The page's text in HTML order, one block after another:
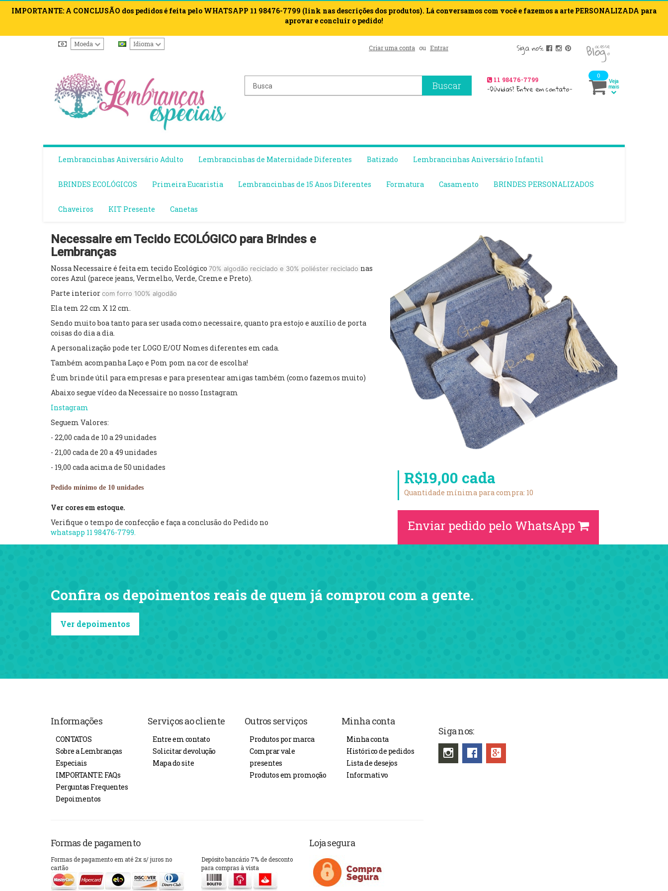
IMPORTANTE: A CONCLUSÃO dos pedidos é feita pelo WHATSAPP 11 98476-7799 (link nas descrições dos produtos). Lá conversamos com você e fazemos a arte PERSONALIZADA para
aprovar e concluir o pedido!
Moeda Idioma Criar uma conta ou Entrar Siga nos: acesse
o
blog
Buscar 11 98476-7799
-Dúvidas? Entre em contato-
0
Veja
mais
Lembrancinhas Aniversário Adulto Lembrancinhas de Maternidade Diferentes Batizado Lembrancinhas Aniversário Infantil
BRINDES ECOLÓGICOS Primeira Eucaristia Lembrancinhas de 15 Anos Diferentes Formatura Casamento BRINDES PERSONALIZADOS
Chaveiros KIT Presente Canetas
Necessaire em Tecido ECOLÓGICO para Brindes e
Lembranças
Nossa Necessaire é feita em tecido Ecológico 70% algodão reciclado e 30% poliéster reciclado nas
cores Azul (parece jeans, Vermelho, Verde, Creme e Preto).
Parte interiorcom forro 100% algodão
Ela tem 22 cm X 12 cm.
Sendo muito boa tanto para ser usada como necessaire, quanto pra estojo e auxílio de porta
coisas do dia a dia.
A personalização pode ter LOGO E/OU Nomes diferentes em cada.
Também acompanha Laço e Pom pom na cor de escolha!
É um brinde útil para empresas e para presentear amigas também (como fazemos muito)
Abaixo segue vídeo da Necessaire no nosso Instagram
Instagram
Seguem Valores:
- 22,00 cada de 10 a 29 unidades
- 21,00 cada de 20 a 49 unidades
- 19,00 cada acima de 50 unidades
Pedido mínimo de 10 unidades
Ver cores em estoque.
Verifique o tempo de confecção e faça a conclusão do Pedido no
whatsapp 11 98476-7799.
R$19,00 cada
Quantidade mínima para compra: 10
Enviar pedido pelo WhatsApp
Confira os depoimentos reais de quem já comprou com a gente.
Ver depoimentos
Informações
CONTATOS
Sobre a Lembranças
Especiais
IMPORTANTE: FAQs
Perguntas Frequentes
Depoimentos
Serviços ao cliente
Entre em contato
Solicitar devolução
Mapa do site
Outros serviços
Produtos por marca
Comprar vale
presentes
Produtos em promoção
Minha conta
Minha conta
Histórico de pedidos
Lista de desejos
Informativo
Formas de pagamento
Formas de pagamento em até 2x s/ juros no
cartão
Depósito bancário 7% de desconto
para compras à vista
Loja segura
Siga nos: